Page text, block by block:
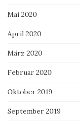
Mai 2020
April 2020
März 2020
Februar 2020
Oktober 2019
September 2019